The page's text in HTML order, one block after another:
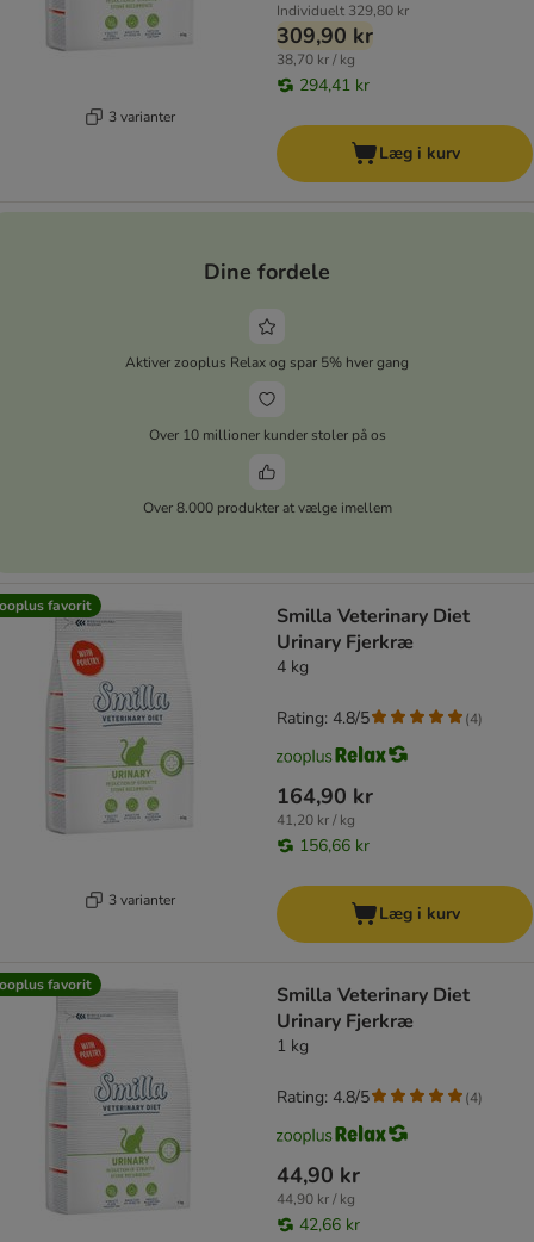
3 varianter
Individuelt 329,80 kr
309,90 kr
38,70 kr / kg
294,41 kr
Læg i kurv
Dine fordele
Aktiver zooplus Relax og spar 5% hver gang
Over 10 millioner kunder stoler på os
Over 8.000 produkter at vælge imellem
favorit
3 varianter
Smilla Veterinary Diet
Urinary Fjerkræ
4 kg
164,90 kr
41,20 kr / kg
156,66 kr
Rating: 4.8/5 (4)
Læg i kurv
favorit
Smilla Veterinary Diet
Urinary Fjerkræ
1 kg
44,90 kr
44,90 kr / kg
42,66 kr
Rating: 4.8/5 (4)